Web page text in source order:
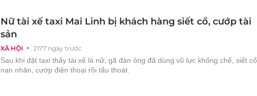
XÃ HỘI 2177 ngày trước
Nữ tài xế taxi Mai Linh bị khách hàng siết cổ, cướp tài
sản
Sau khi đặt taxi thấy tài xế là nữ, gã đàn ông đã dùng vũ lực khống chế, siết cổ
nạn nhân, cướp điện thoại rồi tẩu thoát.